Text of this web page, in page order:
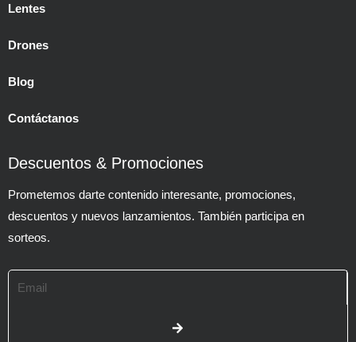
Lentes
Drones
Blog
Contáctanos
Descuentos & Promociones
Prometemos darte contenido interesante, promociones,
descuentos y nuevos lanzamientos. También participa en
sorteos.